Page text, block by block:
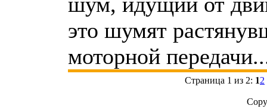
это шумят
моторной
Страница 1 из 2: 12